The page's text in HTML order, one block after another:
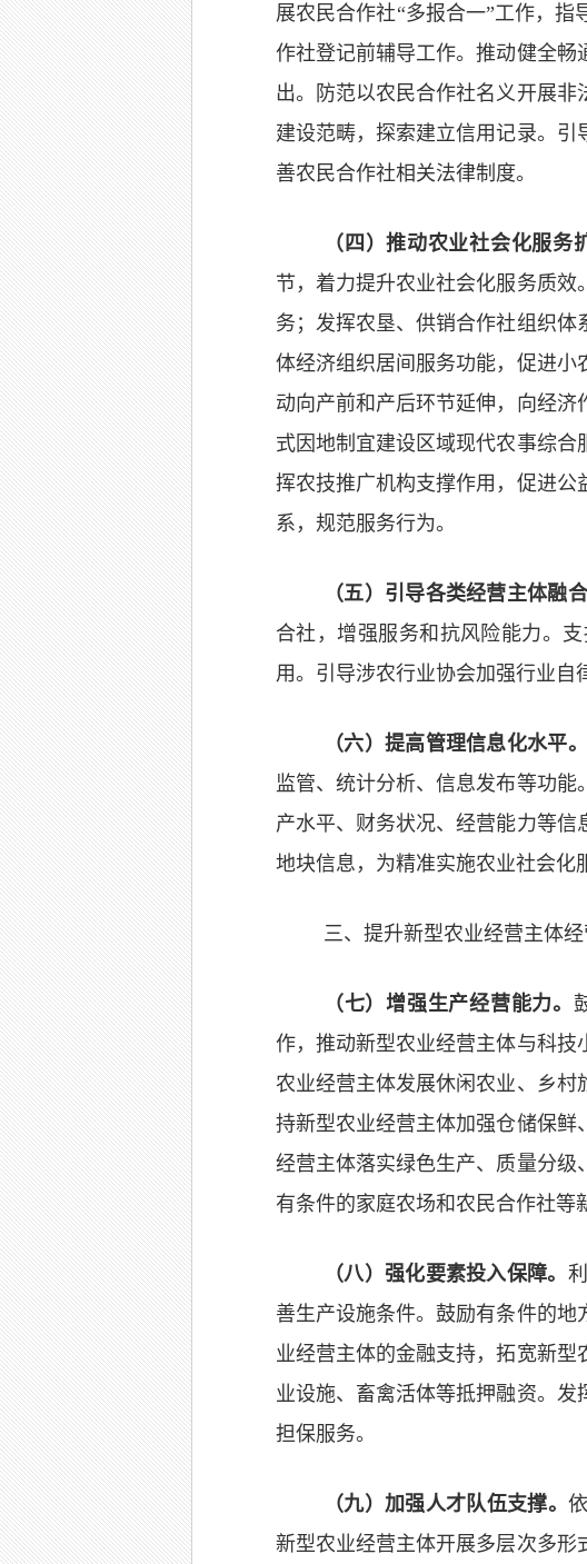
展农民合作社“多报合一”工作，
作社登记前辅导工作。推动健全
出。防范以农民合作社名义开展
建设范畴，探索建立信用记录。
善农民合作社相关法律制度。
（ 四 ）推动农业社会化服务
节，着力提升农业社会化服务质
务；发挥农垦、供销合作社组织
体经济组织居间服务功能，促进
动向产前和产后环节延伸，向经
式因地制宜建设区域现代农事综
挥农技推广机构支撑作用，促进
系，规范服务行为。
（五）引导各类经营主体融合
合社，增强服务和抗风险能力。
用。引导涉农行业协会加强行业自
（六）提高管理信息化水平。
监管、统计分析、信息发布等功
产水平、财务状况、经营能力等
地块信息，为精准实施农业社会化
三、提升新型农业经营主体
（七）增强生产经营能力。
作，推动新型农业经营主体与科技
农业经营主体发展休闲农业、乡
持新型农业经营主体加强仓储保
经营主体落实绿色生产、质量分级
有条件的家庭农场和农民合作社等
（八）强化要素投入保障。
善生产设施条件。鼓励有条件的
业经营主体的金融支持，拓宽新
业设施、畜禽活体等抵押融资。
担保服务。
（九）加强人才队伍支撑。
新型农业经营主体开展多层次多形